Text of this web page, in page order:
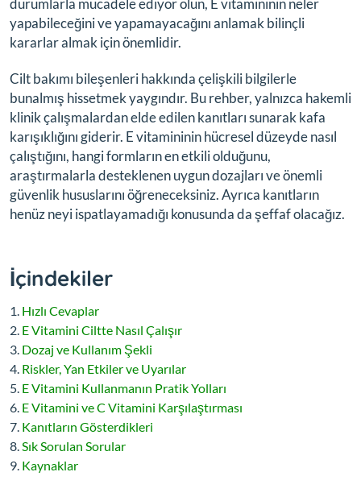
durumlarla mücadele ediyor olun, E vitamininin neler
yapabileceğini ve yapamayacağını anlamak bilinçli
kararlar almak için önemlidir.
Cilt bakımı bileşenleri hakkında çelişkili bilgilerle
bunalmış hissetmek yaygındır. Bu rehber, yalnızca hakemli
klinik çalışmalardan elde edilen kanıtları sunarak kafa
karışıklığını giderir. E vitamininin hücresel düzeyde nasıl
çalıştığını, hangi formların en etkili olduğunu,
araştırmalarla desteklenen uygun dozajları ve önemli
güvenlik hususlarını öğreneceksiniz. Ayrıca kanıtların
henüz neyi ispatlayamadığı konusunda da şeffaf olacağız.
İçindekiler
Hızlı Cevaplar
E Vitamini Ciltte Nasıl Çalışır
Dozaj ve Kullanım Şekli
Riskler, Yan Etkiler ve Uyarılar
E Vitamini Kullanmanın Pratik Yolları
E Vitamini ve C Vitamini Karşılaştırması
Kanıtların Gösterdikleri
Sık Sorulan Sorular
Kaynaklar